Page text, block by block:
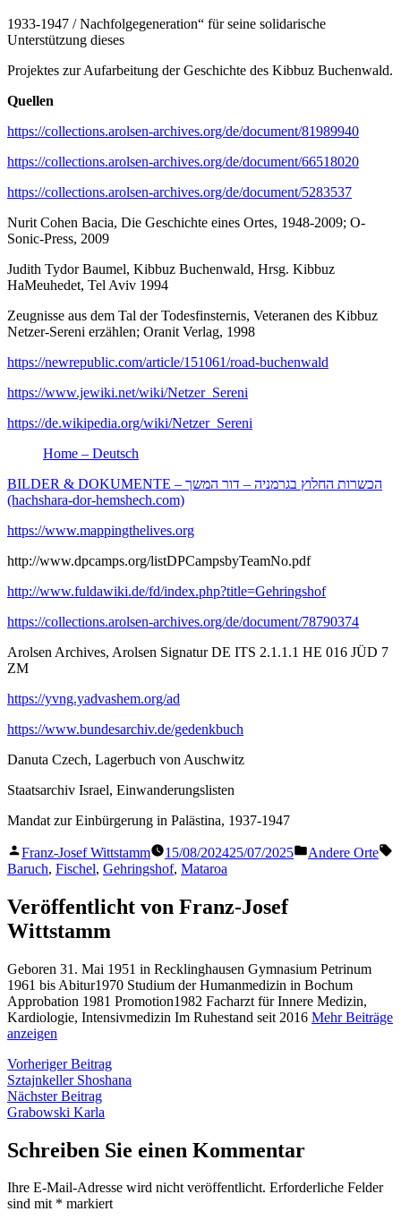
1933-1947 / Nachfolgegeneration“ für seine solidarische
Unterstützung dieses
Projektes zur Aufarbeitung der Geschichte des Kibbuz Buchenwald.
Quellen
https://collections.arolsen-archives.org/de/document/81989940
https://collections.arolsen-archives.org/de/document/66518020
https://collections.arolsen-archives.org/de/document/5283537
Nurit Cohen Bacia, Die Geschichte eines Ortes, 1948-2009; O-
Sonic-Press, 2009
Judith Tydor Baumel, Kibbuz Buchenwald, Hrsg. Kibbuz
HaMeuhedet, Tel Aviv 1994
Zeugnisse aus dem Tal der Todesfinsternis, Veteranen des Kibbuz
Netzer-Sereni erzählen; Oranit Verlag, 1998
https://newrepublic.com/article/151061/road-buchenwald
https://www.jewiki.net/wiki/Netzer_Sereni
https://de.wikipedia.org/wiki/Netzer_Sereni
Home – Deutsch
BILDER & DOKUMENTE – הכשרות החלוץ בגרמניה – דור המשך
(hachshara-dor-hemshech.com)
https://www.mappingthelives.org
http://www.dpcamps.org/listDPCampsbyTeamNo.pdf
http://www.fuldawiki.de/fd/index.php?title=Gehringshof
https://collections.arolsen-archives.org/de/document/78790374
Arolsen Archives, Arolsen Signatur DE ITS 2.1.1.1 HE 016 JÜD 7
ZM
https://yvng.yadvashem.org/ad
https://www.bundesarchiv.de/gedenkbuch
Danuta Czech, Lagerbuch von Auschwitz
Staatsarchiv Israel, Einwanderungslisten
Mandat zur Einbürgerung in Palästina, 1937-1947
Veröffentlicht
von
Franz-Josef Wittstamm 15/08/202425/07/2025
Veröffentlicht
Andere Orte
Baruch, Fischel, Gehringshof, Mataroa
Veröffentlicht von Franz-Josef
Wittstamm
Geboren 31. Mai 1951 in Recklinghausen Gymnasium Petrinum
1961 bis Abitur1970 Studium der Humanmedizin in Bochum
Approbation 1981 Promotion1982 Facharzt für Innere Medizin,
Kardiologie, Intensivmedizin Im Ruhestand seit 2016 Mehr Beiträge
anzeigen
Beitragsnavigation
Vorheriger BeitragVorheriger
Beitrag:
Sztajnkeller Shoshana
Nächster BeitragNächster
Beitrag:
Grabowski Karla
Schreiben Sie einen Kommentar
Ihre E-Mail-Adresse wird nicht veröffentlicht. Erforderliche Felder
sind mit * markiert